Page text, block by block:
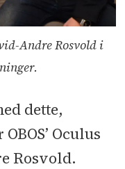
Andre Rosvold i
dette,
Oculus
Rosvold.